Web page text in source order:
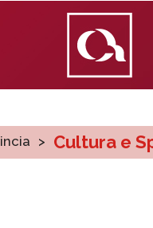
> Cultura e